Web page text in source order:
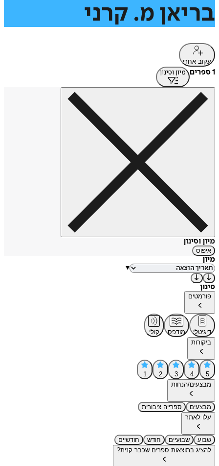
בריאן מ. קרני
עקוב אחרי
1 ספרים מיון וסינון
מיון וסינון
איפוס
מיון
▾
סינון
פורמטים
דיגיטלי מודפס
קולי
ביקורות
5
4
3
2
1
מבצעים/הנחות
מבצעים
ספרייה ציבורית
עלו לאתר
שבוע שבועיים חודש
חודשיים
להציג בתוצאות ספרים שכבר קנית?